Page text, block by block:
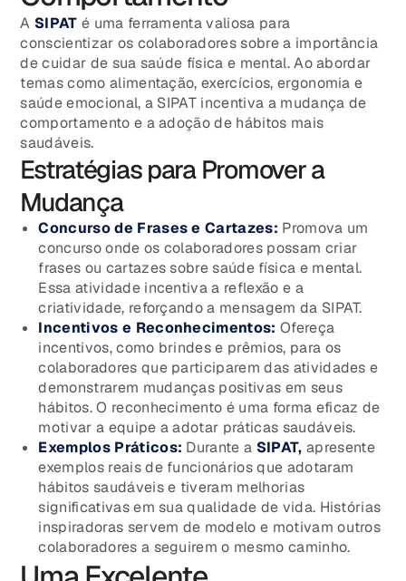
A SIPAT é uma ferramenta valiosa para
conscientizar os colaboradores sobre a importância
de cuidar de sua saúde física e mental. Ao abordar
temas como alimentação, exercícios, ergonomia e
saúde emocional, a SIPAT incentiva a mudança de
comportamento e a adoção de hábitos mais
saudáveis.
Estratégias para Promover a
Mudança
Concurso de Frases e Cartazes: Promova um
concurso onde os colaboradores possam criar
frases ou cartazes sobre saúde física e mental.
Essa atividade incentiva a reflexão e a
criatividade, reforçando a mensagem da SIPAT.
Incentivos e Reconhecimentos: Ofereça
incentivos, como brindes e prêmios, para os
colaboradores que participarem das atividades e
demonstrarem mudanças positivas em seus
hábitos. O reconhecimento é uma forma eficaz de
motivar a equipe a adotar práticas saudáveis.
Exemplos Práticos: Durante a SIPAT, apresente
exemplos reais de funcionários que adotaram
hábitos saudáveis e tiveram melhorias
significativas em sua qualidade de vida. Histórias
inspiradoras servem de modelo e motivam outros
colaboradores a seguirem o mesmo caminho.